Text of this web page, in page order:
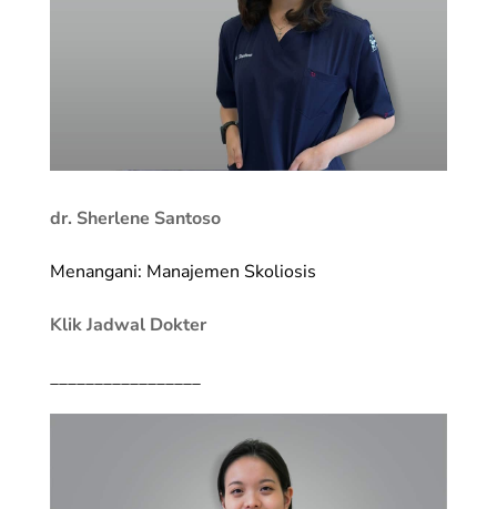
dr. Sherlene Santoso
Menangani: Manajemen Skoliosis
Klik Jadwal Dokter
_________________